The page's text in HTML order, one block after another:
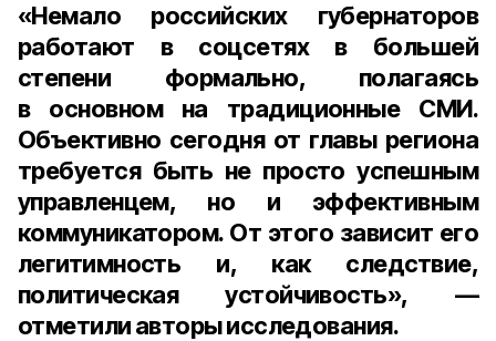
«Немало российских губернаторов
работают в соцсетях в большей
степени формально, полагаясь
в основном на традиционные СМИ.
Объективно сегодня от главы региона
требуется быть не просто успешным
управленцем, но и эффективным
коммуникатором. От этого зависит его
легитимность и, как следствие,
политическая устойчивость», —
отметили авторы исследования.